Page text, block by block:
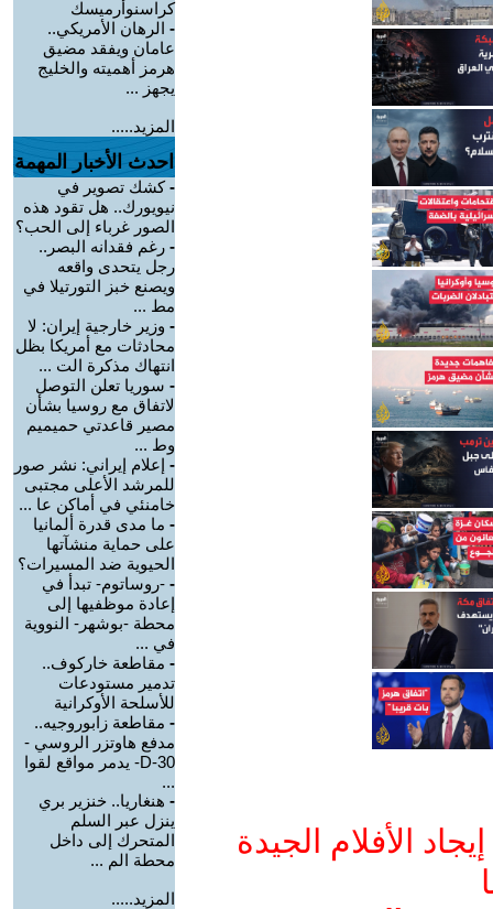
الأفلام الجيدة
كراسنوأرميسك
- الرهان الأمريكي..
عامان ويفقد مضيق
هرمز أهميته والخليج
يجهز ...
المزيد.....
احدث الأخبار المهمة
-كشك تصوير في
نيويورك.. هل تقود هذه
الصور غرباء إلى الحب؟
- رغم فقدانه البصر..
رجل يتحدى واقعه
ويصنع خبز التورتيلا في
مط ...
- وزير خارجية إيران: لا
محادثات مع أمريكا بظل
انتهاك مذكرة الت ...
- سوريا تعلن التوصل
لاتفاق مع روسيا بشأن
مصير قاعدتي حميميم
وط ...
- إعلام إيراني: نشر صور
للمرشد الأعلى مجتبى
خامنئي في أماكن عا ...
- ما مدى قدرة ألمانيا
على حماية منشآتها
الحيوية ضد المسيرات؟
- -روساتوم- تبدأ في
إعادة موظفيها إلى
محطة -بوشهر- النووية
في ...
- مقاطعة خاركوف..
تدمير مستودعات
للأسلحة الأوكرانية
- مقاطعة زابوروجيه..
مدفع هاوتزر الروسي -
D-30- يدمر مواقع لقوا
...
- هنغاريا.. خنزير بري
ينزل عبر السلم
المتحرك إلى داخل
محطة الم ...
المزيد.....